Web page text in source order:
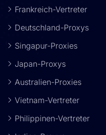
Frankreich-Vertreter
Deutschland-Proxys
Singapur-Proxies
Japan-Proxys
Australien-Proxies
Vietnam-Vertreter
Philippinen-Vertreter